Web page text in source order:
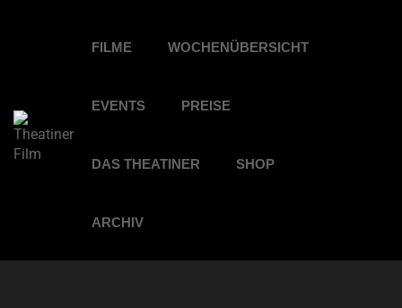
FILME WOCHENÜBERSICHT
EVENTS PREISE
DAS THEATINER SHOP
ARCHIV